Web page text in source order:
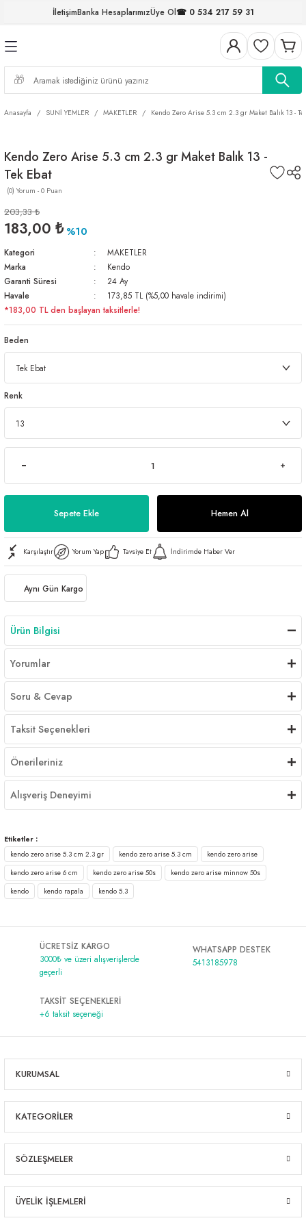
İletişimBanka HesaplarımızÜye Ol☎ 0 534 217 59 31
Geri Dön
Geri Dön
Geri Dön
MİSİNALAR
Geri Dön
FIRDÖNDÜLER
Geri Dön
Geri Dön
Geri Dön
Geri Dön
Anasayfa SUNİ YEMLER MAKETLER Kendo Zero Arise 5.3 cm 2.3 gr Maket Balık 13 -
Kendo Zero Arise 5.3 cm 2.3 gr Maket Balık 13 -
Tek Ebat
(0) Yorum - 0 Puan
203,33 ₺
183,00 ₺ %10
Kategori
MAKETLER
Marka
Kendo
Garanti Süresi
24 Ay
Havale
173,85 TL (%5,00 havale indirimi)
*183,00 TL den başlayan taksitlerle!
Beden
Renk
Sepete Ekle Hemen Al
Karşılaştır Yorum Yap Tavsiye Et İndirimde Haber Ver
Aynı Gün Kargo
Ürün Bilgisi
Yorumlar
Soru & Cevap
Taksit Seçenekleri
Önerileriniz
Alışveriş Deneyimi
Etiketler :
kendo zero arise 5.3 cm 2.3 gr
kendo zero arise 5.3 cm
kendo zero arise
kendo zero arise 6 cm
kendo zero arise 50s
kendo zero arise minnow 50s
kendo
kendo rapala kendo 5.3
ÜCRETSİZ KARGO
3000₺ ve üzeri alışverişlerde
geçerli
WHATSAPP DESTEK
5413185978
TAKSİT SEÇENEKLERİ
+6 taksit seçeneği
KURUMSAL
KATEGORİLER
SÖZLEŞMELER
ÜYELİK İŞLEMLERİ